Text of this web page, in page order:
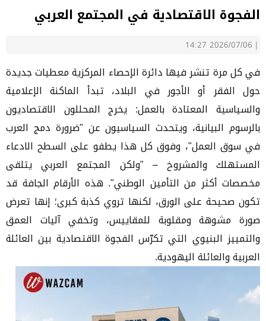
الفجوة الاقتصادية في المجتمع العربي
|
2026/07/06 14:27
في كل مرة تنشر فيها دائرة الإحصاء المركزية معطيات جديدة
حول الفقر أو الأجور في البلاد، تبدأ الماكنة الإعلامية
والسياسية المعتادة بالعمل: يخرج المحللون الاقتصاديون
بالرسوم البيانية، ويتحدث السياسيون عن "ضرورة دمج العرب
في سوق العمل"، وفوق كل هذا يطفو على السطح الادعاء
المستهلك والمشروخ – "ولكن المجتمع العربي يتلقى
مخصصات أكثر من التأمين الوطني". هذه الأرقام الجافة قد
تكون صحيحة على الورق، لكنها تروي كذبة كبرى؛ إنها تعرض
صورة مشوهة ومقلوبة للمقاييس، وتخفي آليات العمق
والتمييز البنيوي التي تكرّس الفجوة الاقتصادية بين العائلة
العربية والعائلة اليهودية.